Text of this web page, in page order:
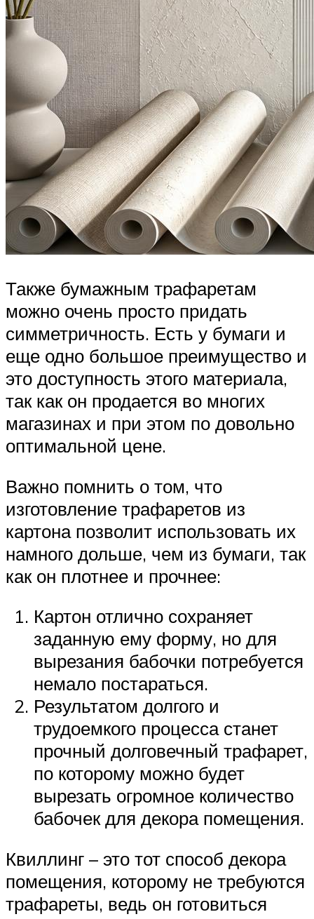
Также бумажным трафаретам
можно очень просто придать
симметричность. Есть у бумаги и
еще одно большое преимущество и
это доступность этого материала,
так как он продается во многих
магазинах и при этом по довольно
оптимальной цене.
Важно помнить о том, что
изготовление трафаретов из
картона позволит использовать их
намного дольше, чем из бумаги, так
как он плотнее и прочнее:
Картон отлично сохраняет
заданную ему форму, но для
вырезания бабочки потребуется
немало постараться.
Результатом долгого и
трудоемкого процесса станет
прочный долговечный трафарет,
по которому можно будет
вырезать огромное количество
бабочек для декора помещения.
Квиллинг – это тот способ декора
помещения, которому не требуются
трафареты, ведь он готовиться